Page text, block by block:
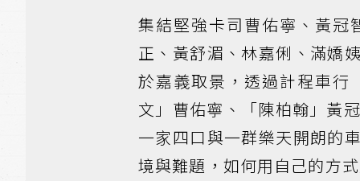
集結堅強卡司曹佑寧、黃冠
正、黃舒湄、林嘉俐、滿嬌
於嘉義取景，透過計程車行
文」曹佑寧、「陳柏翰」黃
一家四口與一群樂天開朗的
境與難題，如何用自己的方